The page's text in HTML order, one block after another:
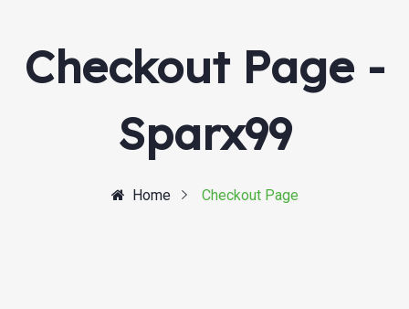
Checkout Page -
Sparx99
Home Checkout Page